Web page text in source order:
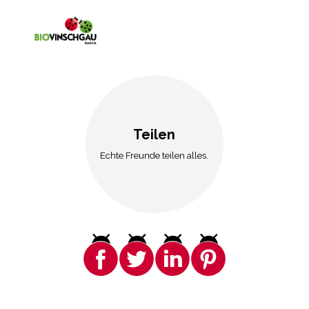
Teilen
Echte Freunde teilen alles.